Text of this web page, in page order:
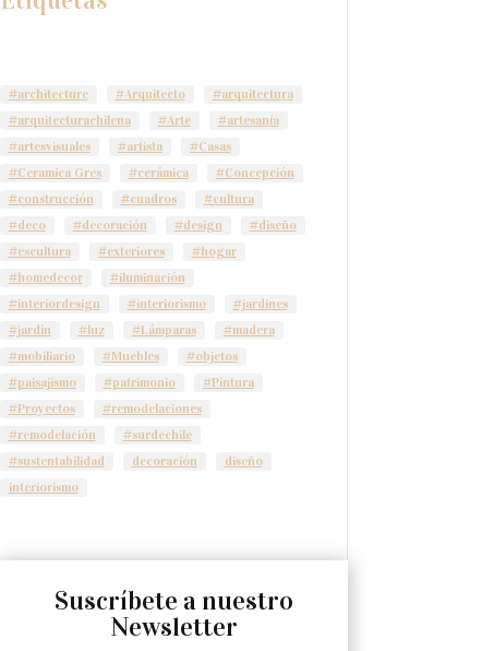
#architecture #Arquitecto
#arquitectura
#arquitecturachilena
#Arte
#artesanía
#artesvisuales
#artista
#Casas
#Ceramica Gres
#cerámica
#Concepción
#construcción
#cuadros
#cultura
#deco
#decoración #design
#diseño
#escultura
#exteriores
#hogar
#homedecor
#iluminación
#interiordesign
#interiorismo
#jardines
#jardín
#luz #Lámparas
#madera
#mobiliario
#Muebles
#objetos
#paisajismo
#patrimonio
#Pintura
#Proyectos
#remodelaciones
#remodelación
#surdechile
#sustentabilidad
decoración
diseño
interiorismo
Suscríbete a nuestro
Newsletter